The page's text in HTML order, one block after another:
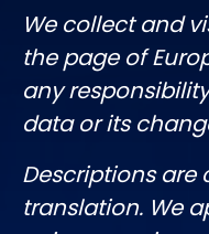
We collect and
the page of
any
data or its
Descriptions are
translation. We